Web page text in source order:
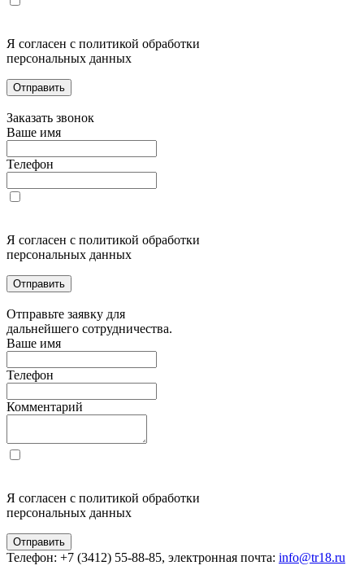
Я согласен с политикой обработки
персональных данных
Отправить
Заказать звонок
Ваше имя
Телефон
Я согласен с политикой обработки
персональных данных
Отправить
Отправьте заявку для
дальнейшего сотрудничества.
Ваше имя
Телефон
Комментарий
Я согласен с политикой обработки
персональных данных
Отправить
Телефон: +7 (3412) 55-88-85, электронная почта: info@tr18.ru